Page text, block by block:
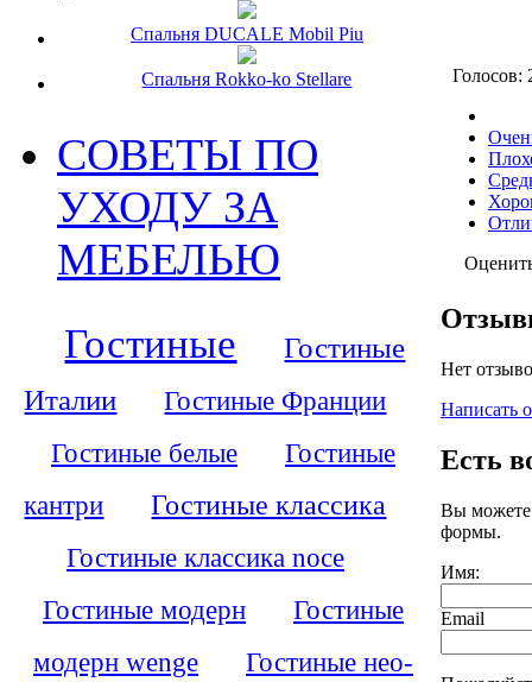
Спальня DUCALE Mobil Piu
Спальня Rokko-ko Stellare
СОВЕТЫ ПО
УХОДУ ЗА
МЕБЕЛЬЮ
Гостиные
Гостиные
Италии
Гостиные Франции
Гостиные белые
Гостиные
кантри
Гостиные классика
Гостиные классика noce
Гостиные модерн
Гостиные
модерн wenge
Гостиные нео-
Голосов:
Нет
Написать
Есть
Вы можете
формы.
Имя:
Email